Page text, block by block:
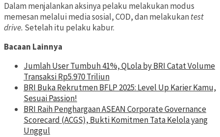
Dalam menjalankan aksinya pelaku melakukan modus
memesan melalui media sosial, COD, dan melakukantest
drive. Setelah itu pelaku kabur.
Bacaan Lainnya
Jumlah User Tumbuh 41%, QLola by BRI Catat Volume
Transaksi Rp5.970 Triliun
BRI Buka Rekrutmen BFLP 2025: Level Up Karier Kamu,
Sesuai Passion!
BRI Raih Penghargaan ASEAN Corporate Governance
Scorecard (ACGS), Bukti Komitmen Tata Kelola yang
Unggul